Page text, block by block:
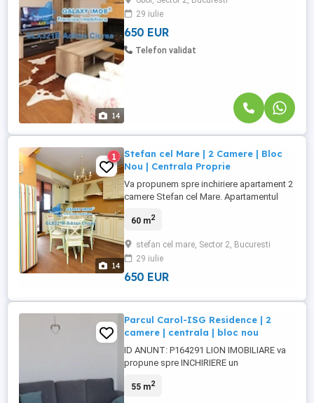
14
proaspat renovat, semidecomandat, zona
linistita, lift, interfon, toate imbunatatirile,
zona centrala. Apartamentul ...
29 iulie
650 EUR
Telefon validat
14
1
Stefan cel Mare | 2 Camere | Bloc
Nou | Centrala Proprie
Va propunem spre inchiriere apartament 2
camere Stefan cel Mare. Apartamentul
etaje, cu o suprafata utila de 60 mp, bloc
proaspat renovat, semidecomandat, zona
linistita, lift, interfon, toate imbunatatirile,
zona centrala. Apartamentul ...
60 m2
stefan cel mare, Sector 2, Bucuresti
29 iulie
650 EUR
Parcul Carol-ISG Residence | 2
camere | centrala | bloc nou
ID ANUNT: P164291 LION IMOBILIARE va
propune spre INCHIRIERE un
mobilat si utilat in zona Parcului Carol,
55 m2